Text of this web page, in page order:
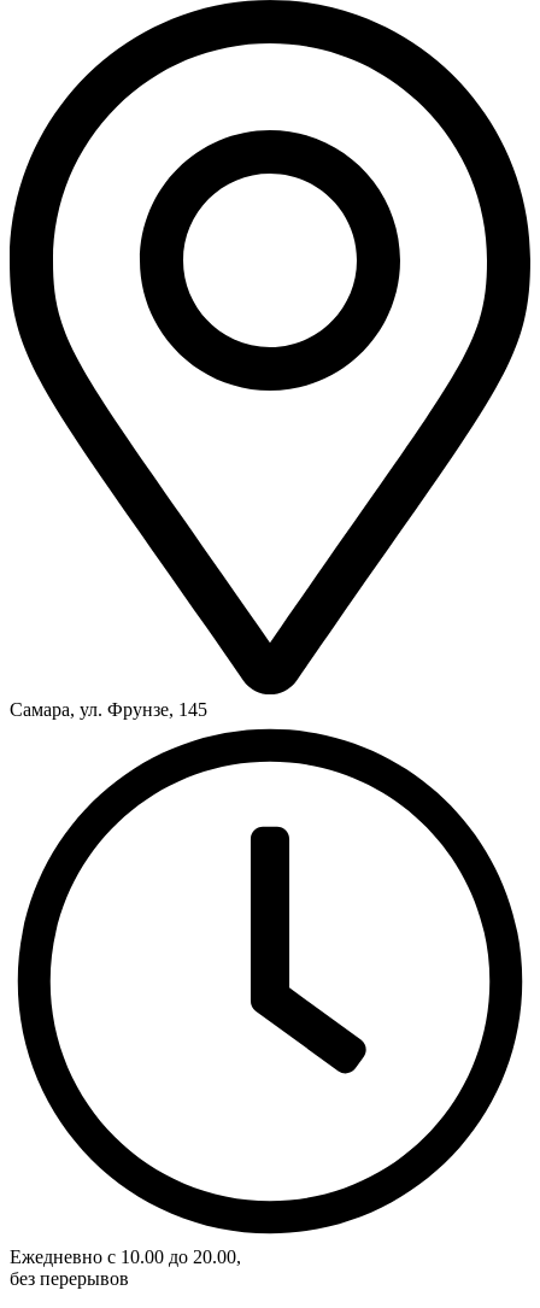
Самара, ул. Фрунзе, 145
Eжедневно с 10.00 до 20.00,
без перерывов